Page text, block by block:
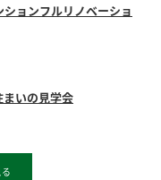
ションフルリノベーショ
まいの見学会